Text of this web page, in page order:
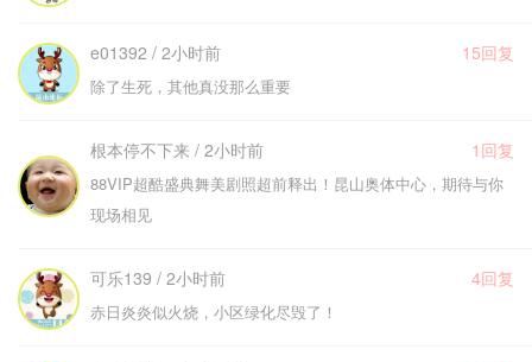
e01392 / 2小时前 15回复
除了生死，其他真没那么重要
根本停不下来 / 2小时前 1回复
88VIP超酷盛典舞美剧照超前释出！昆山奥体中心，期待与你
现场相见
可乐139 / 2小时前 4回复
赤日炎炎似火烧，小区绿化尽毁了！